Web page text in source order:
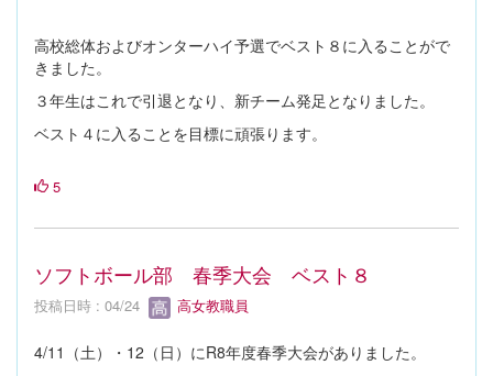
高校総体およびオンターハイ予選でベスト８に入ることがで
きました。
３年生はこれで引退となり、新チーム発足となりました。
ベスト４に入ることを目標に頑張ります。
5
ソフトボール部 春季大会 ベスト８
投稿日時 : 04/24 高女教職員
4/11（土）・12（日）にR8年度春季大会がありました。